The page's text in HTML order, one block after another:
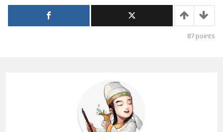
87points